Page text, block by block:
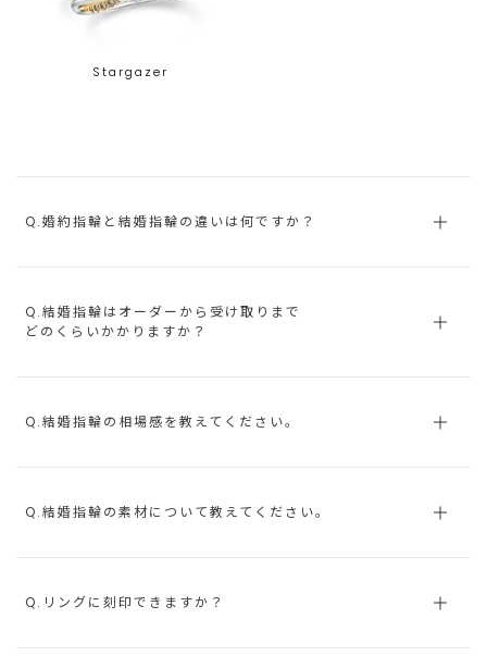
Stargazer
Q.婚約指輪と結婚指輪の違いは何ですか？
Q.結婚指輪はオーダーから受け取りまで
どのくらいかかりますか？
Q.結婚指輪の相場感を教えてください。
Q.結婚指輪の素材について教えてください。
Q.リングに刻印できますか？